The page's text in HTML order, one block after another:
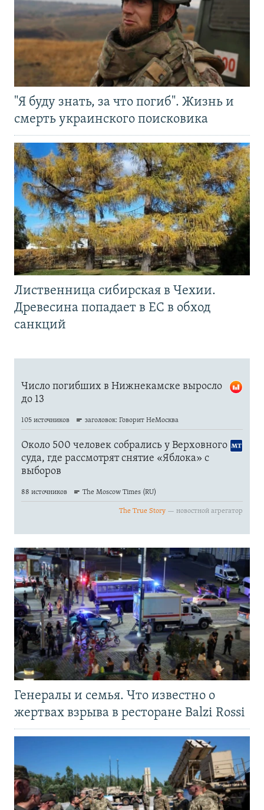
"Я буду знать, за что погиб". Жизнь и
смерть украинского поисковика
Лиственница сибирская в Чехии.
Древесина попадает в ЕС в обход
санкций
Генералы и семья. Что известно о
жертвах взрыва в ресторане Balzi Rossi